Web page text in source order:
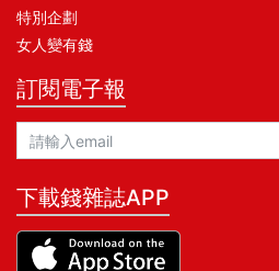
特別企劃
女人變有錢
訂閱電子報
下載錢雜誌APP